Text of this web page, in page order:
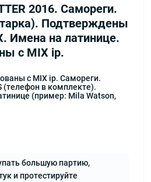
2016. Самореги.
Подтверждены
Имена на латинице.
с MIX ip.
с MIX ip. Самореги.
в комплекте).
(пример: Mila Watson,
большую партию,
и протестируйте